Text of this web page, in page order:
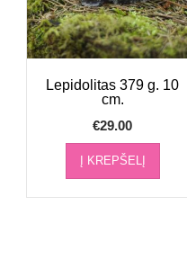
Lepidolitas 379 g. 10
cm.
€29.00
Į KREPŠELĮ